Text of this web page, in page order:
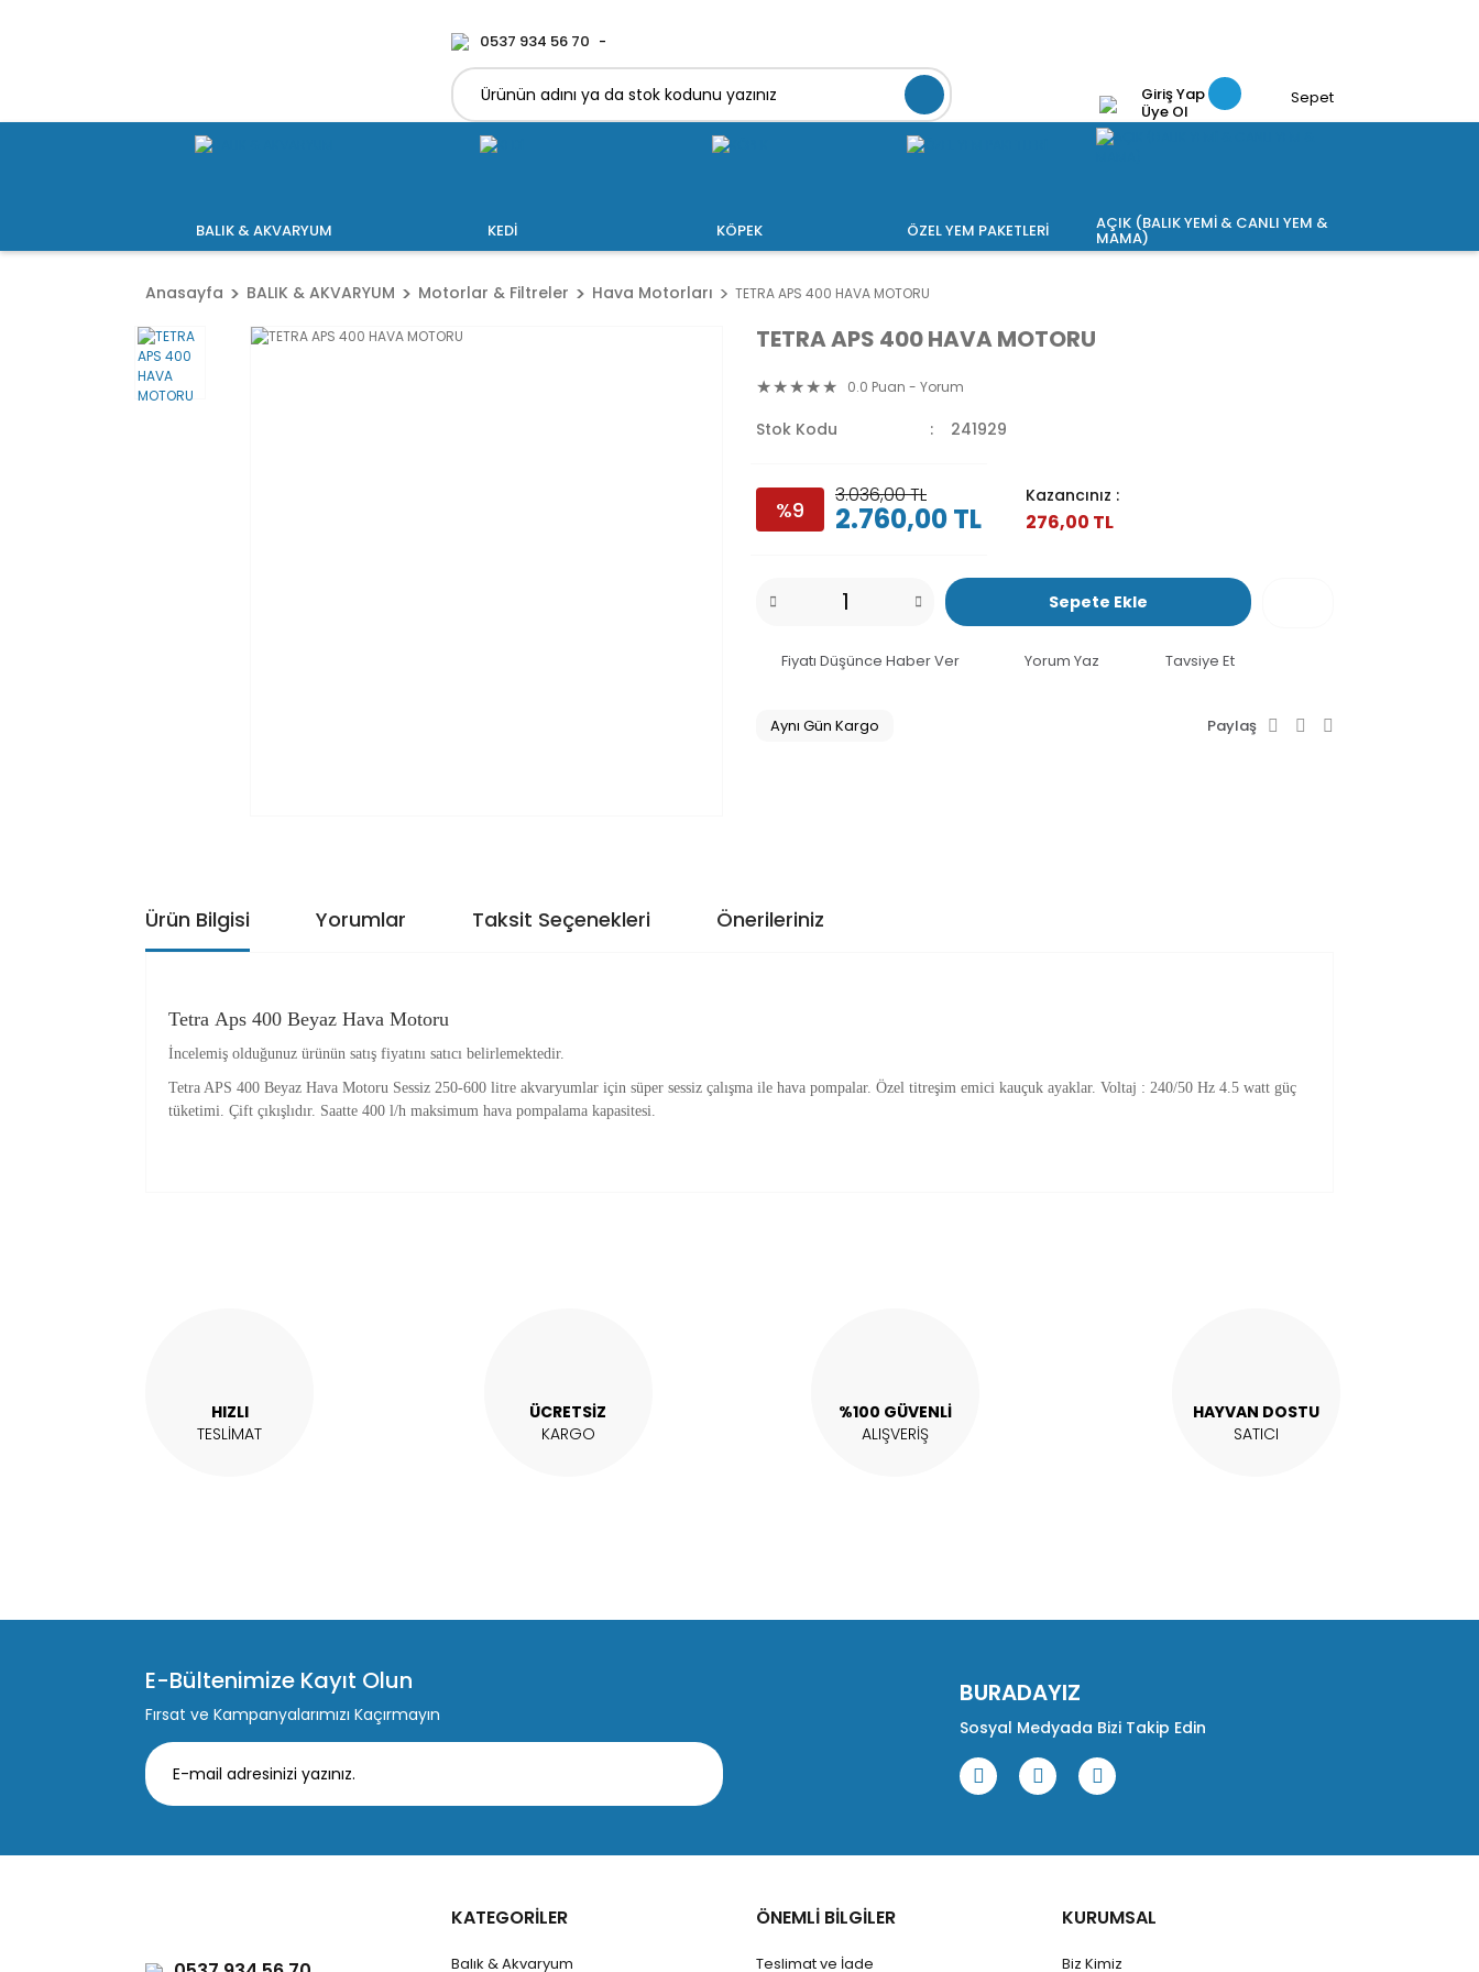
0537 934 56 70
Giriş Yap
Üye Ol
Sepet
BALIK & AKVARYUM KEDİ KÖPEK ÖZEL YEM PAKETLERİ AÇIK (BALIK YEMİ & CANLI YEM &
MAMA)
Anasayfa BALIK & AKVARYUM Motorlar & Filtreler Hava Motorları TETRA APS 400 HAVA MOTORU
TETRA APS 400 HAVA MOTORU
0.0 Puan - Yorum
Stok Kodu 241929
%9
3.036,00 TL
2.760,00 TL
Kazancınız :
276,00 TL
Sepete Ekle
Fiyatı Düşünce Haber Ver Yorum Yaz Tavsiye Et
Aynı Gün Kargo Paylaş
Ürün Bilgisi Yorumlar Taksit Seçenekleri Önerileriniz
Tetra Aps 400 Beyaz Hava Motoru
İncelemiş olduğunuz ürünün satış fiyatını satıcı belirlemektedir.
Tetra APS 400 Beyaz Hava Motoru Sessiz 250-600 litre akvaryumlar için süper sessiz çalışma ile hava pompalar. Özel titreşim emici kauçuk ayaklar. Voltaj : 240/50 Hz 4.5 watt güç
tüketimi. Çift çıkışlıdır. Saatte 400 l/h maksimum hava pompalama kapasitesi.
HIZLI
TESLİMAT
ÜCRETSİZ
KARGO
%100 GÜVENLİ
ALIŞVERİŞ
HAYVAN DOSTU
SATICI
E-Bültenimize Kayıt Olun
Fırsat ve Kampanyalarımızı Kaçırmayın
BURADAYIZ
Sosyal Medyada Bizi Takip Edin
KATEGORİLER
Balık & Akvaryum
ÖNEMLİ BİLGİLER
Teslimat ve İade
KURUMSAL
Biz Kimiz